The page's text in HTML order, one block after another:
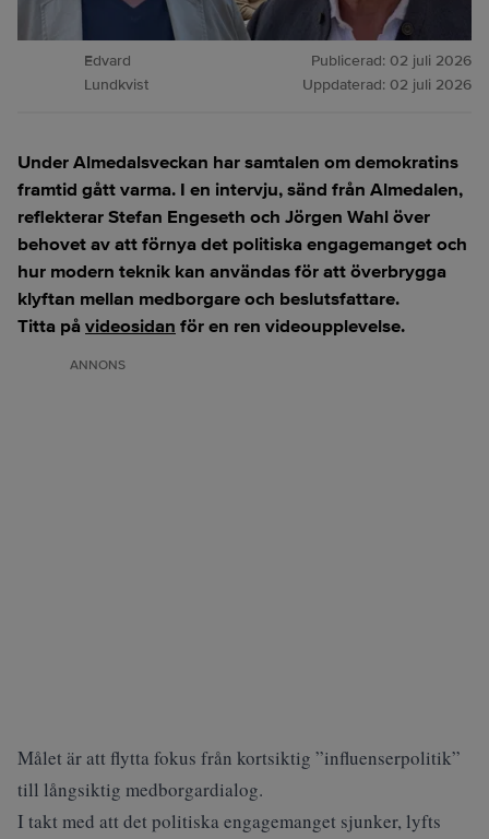
Edvard
Lundkvist
Publicerad: 02 juli 2026
Uppdaterad: 02 juli 2026
Under Almedalsveckan har samtalen om demokratins
framtid gått varma. I en intervju, sänd från Almedalen,
reflekterar Stefan Engeseth och Jörgen Wahl över
behovet av att förnya det politiska engagemanget och
hur modern teknik kan användas för att överbrygga
klyftan mellan medborgare och beslutsfattare.
Titta på videosidan för en ren videoupplevelse.
ANNONS
Målet är att flytta fokus från kortsiktig ”influenserpolitik”
till långsiktig medborgardialog.
I takt med att det politiska engagemanget sjunker, lyfts